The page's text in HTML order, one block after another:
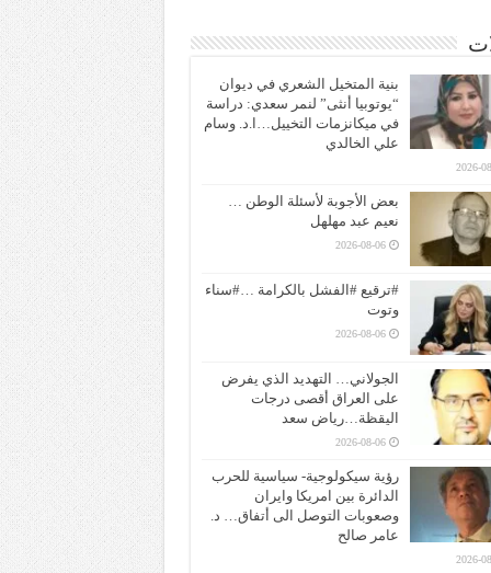
بنية المتخيل الشعري في ديوان
“يوتوبيا أنثى” لنمر سعدي: دراسة
في ميكانزمات التخييل…ا.د. وسام
علي الخالدي
2026-
بعض الأجوبة لأسئلة الوطن …
نعيم عبد مهلهل
2026-08-06
#ترقيع #الفشل بالكرامة …#سناء
وتوت
2026-08-06
الجولاني… التهديد الذي يفرض
على العراق أقصى درجات
اليقظة…رياض سعد
2026-08-06
رؤية سيكولوجية- سياسية للحرب
الدائرة بين امريكا وايران
وصعوبات التوصل الى أتفاق… د.
عامر صالح
2026-